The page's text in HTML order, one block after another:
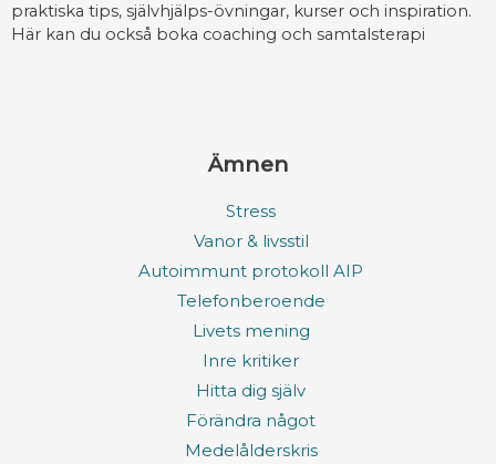
praktiska tips, självhjälps-övningar, kurser och inspiration.
Här kan du också boka coaching och samtalsterapi
Ämnen
Stress
Vanor & livsstil
Autoimmunt protokoll AIP
Telefonberoende
Livets mening
Inre kritiker
Hitta dig själv
Förändra något
Medelålderskris